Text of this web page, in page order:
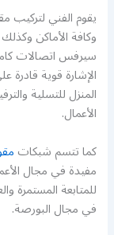
يقوم الفني
وكافة الأماكن
سيرفس اتصالات
الإشارة قوية قادرة
المنزل للتسلية
الأعمال.
كما تتسم شبكات
مفيدة في مجال
للمتابعة المستمرة
في مجال البورصة.